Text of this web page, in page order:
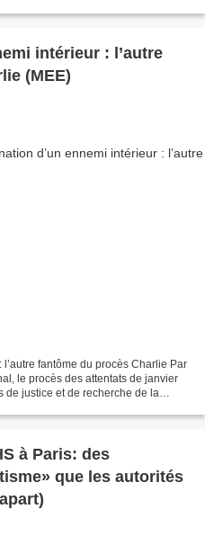
intérieur : l’autre
(MEE)
fantôme du procès Charlie Par
le procès des attentats de janvier
de justice et de recherche de la
à Paris: des
que les autorités